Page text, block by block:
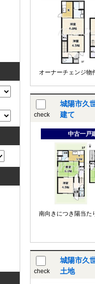
オーナーチェンジ物
check
城陽市久
建て
中古一戸
南向きにつき陽当た
check
城陽市久
土地